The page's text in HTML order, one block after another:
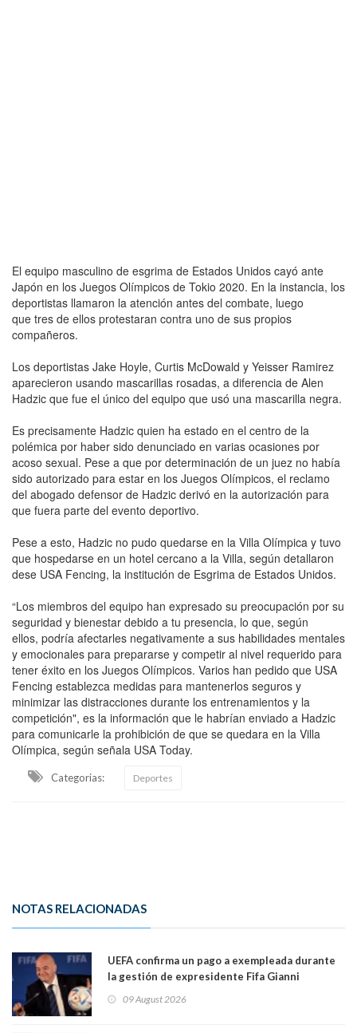
El equipo masculino de esgrima de Estados Unidos cayó ante
Japón en los Juegos Olímpicos de Tokio 2020. En la instancia, los
deportistas llamaron la atención antes del combate, luego
que tres de ellos protestaran contra uno de sus propios
compañeros.
Los deportistas Jake Hoyle, Curtis McDowald y Yeisser Ramirez
aparecieron usando mascarillas rosadas, a diferencia de Alen
Hadzic que fue el único del equipo que usó una mascarilla negra.
Es precisamente Hadzic quien ha estado en el centro de la
polémica por haber sido denunciado en varias ocasiones por
acoso sexual. Pese a que por determinación de un juez no había
sido autorizado para estar en los Juegos Olímpicos, el reclamo
del abogado defensor de Hadzic derivó en la autorización para
que fuera parte del evento deportivo.
Pese a esto, Hadzic no pudo quedarse en la Villa Olímpica y tuvo
que hospedarse en un hotel cercano a la Villa, según detallaron
dese USA Fencing, la institución de Esgrima de Estados Unidos.
“Los miembros del equipo han expresado su preocupación por su
seguridad y bienestar debido a tu presencia, lo que, según
ellos, podría afectarles negativamente a sus habilidades mentales
y emocionales para prepararse y competir al nivel requerido para
tener éxito en los Juegos Olímpicos. Varios han pedido que USA
Fencing establezca medidas para mantenerlos seguros y
minimizar las distracciones durante los entrenamientos y la
competición", es la información que le habrían enviado a Hadzic
para comunicarle la prohibición de que se quedara en la Villa
Olímpica, según señala USA Today.
Categorias: Deportes
NOTAS RELACIONADAS
UEFA confirma un pago a exempleada durante
la gestión de expresidente Fifa Gianni
relación sentimental
09 August 2026